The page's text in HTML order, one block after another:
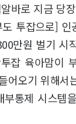
바로 지금 당
투잡으로] 인
만원 벌기 시
잡 육아맘이
어오기 위해서
통제 시스템